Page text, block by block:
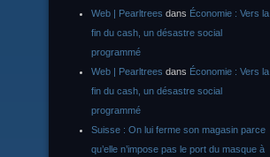
Web | Pearltrees dans Économie : Vers la
fin du cash, un désastre social
programmé
Web | Pearltrees dans Économie : Vers la
fin du cash, un désastre social
programmé
Suisse : On lui ferme son magasin parce
qu’elle n’impose pas le port du masque à